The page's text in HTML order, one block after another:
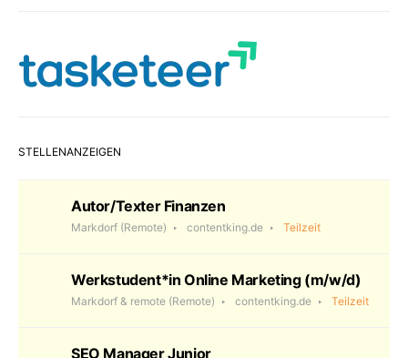
STELLENANZEIGEN
Autor/Texter Finanzen
Markdorf (Remote) contentking.de Teilzeit
Werkstudent*in Online Marketing (m/w/d)
Markdorf & remote (Remote) contentking.de Teilzeit
SEO Manager Junior